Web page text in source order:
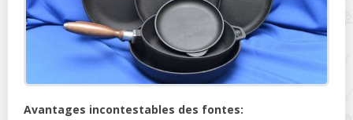
Avantages incontestables des fontes: